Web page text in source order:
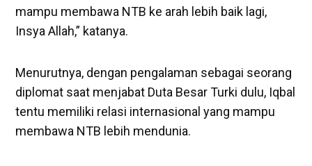
mampu membawa NTB ke arah lebih baik lagi,
Insya Allah,” katanya.
Menurutnya, dengan pengalaman sebagai seorang
diplomat saat menjabat Duta Besar Turki dulu, Iqbal
tentu memiliki relasi internasional yang mampu
membawa NTB lebih mendunia.